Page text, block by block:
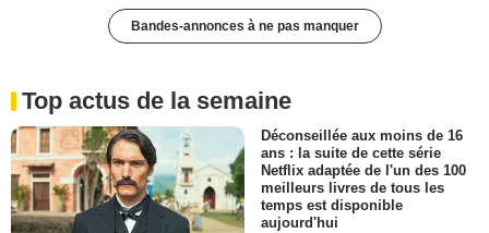
Bandes-annonces à ne pas manquer
Top actus de la semaine
Déconseillée aux moins de 16
ans : la suite de cette série
Netflix adaptée de l'un des 100
meilleurs livres de tous les
temps est disponible
aujourd'hui